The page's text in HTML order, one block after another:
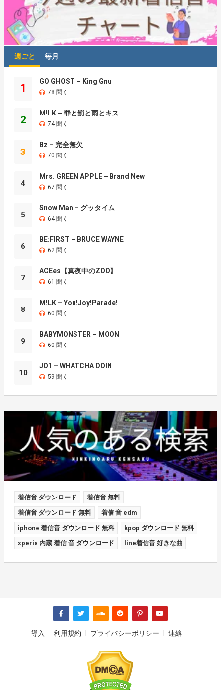
週ごと 毎月
1
GO GHOST – King Gnu
78 聞く
2
M!LK – 罪と罰と雨とキス
74 聞く
3
Bz – 完全無欠
70 聞く
4
Mrs. GREEN APPLE – Brand New
67 聞く
5
Snow Man – グッタイム
64 聞く
6
BE:FIRST – BRUCE WAYNE
62 聞く
7
ACEes【真夜中のZOO】
61 聞く
8
M!LK – You!Joy!Parade!
60 聞く
9
BABYMONSTER – MOON
60 聞く
10
JO1 – WHATCHA DOIN
59 聞く
着信音 ダウンロード 着信音 無料
着信音 ダウンロード 無料 着信 音 edm
iphone 着信音 ダウンロード 無料 kpop ダウンロード 無料
xperia 内蔵 着信 音 ダウンロード line着信音 好きな曲
導入 利用規約 プライバシーポリシー 連絡